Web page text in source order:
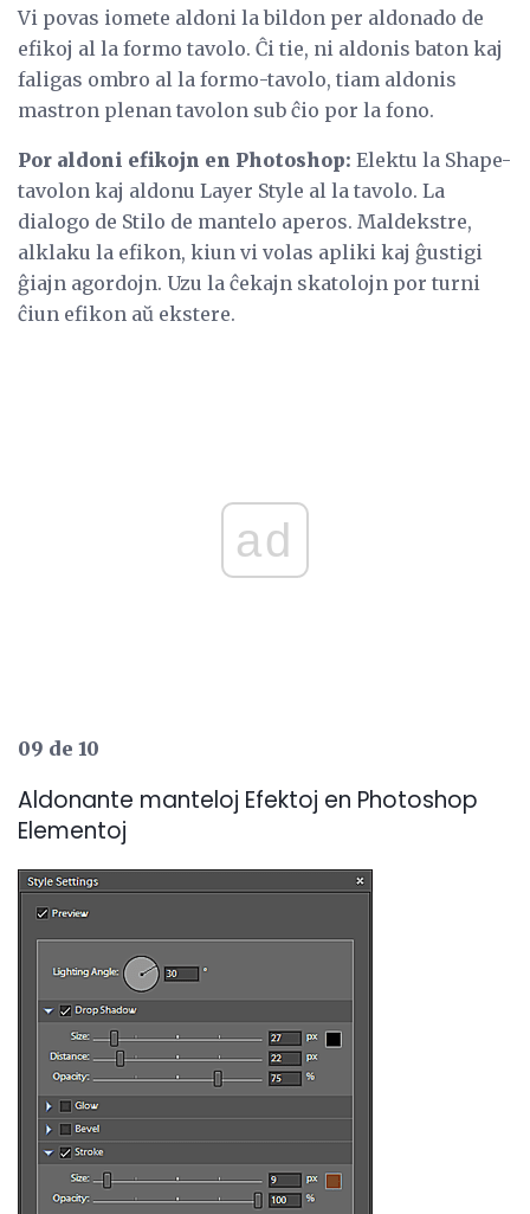
Vi povas iomete aldoni la bildon per aldonado de
efikoj al la formo tavolo. Ĉi tie, ni aldonis baton kaj
faligas ombro al la formo-tavolo, tiam aldonis
mastron plenan tavolon sub ĉio por la fono.
Por aldoni efikojn en Photoshop: Elektu la Shape-
tavolon kaj aldonu Layer Style al la tavolo. La
dialogo de Stilo de mantelo aperos. Maldekstre,
alklaku la efikon, kiun vi volas apliki kaj ĝustigi
ĝiajn agordojn. Uzu la ĉekajn skatolojn por turni
ĉiun efikon aŭ ekstere.
ad
09 de 10
Aldonante manteloj Efektoj en Photoshop
Elementoj